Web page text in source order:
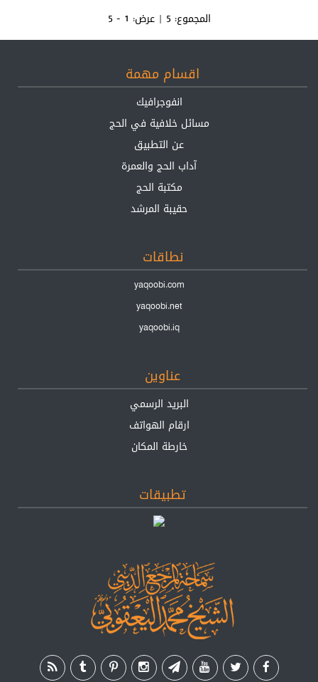
المجموع:5 | عرض: 1 - 5
اقسام مهمة
انفوجرافيك
مسائل خلافية في الحج
عن التطبيق
آداب الحج والعمرة
مكتبة الحج
حقيبة المرشد
نطاقات
yaqoobi.com
yaqoobi.net
yaqoobi.iq
عناوين
البريد الرسمي
ارقام الهواتف
خارطة المكان
تطبيقات